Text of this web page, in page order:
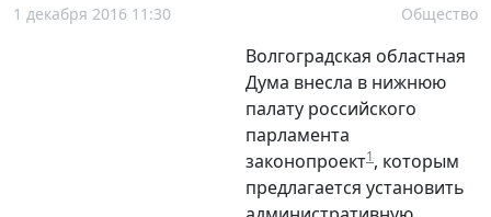
1 декабря 2016 11:30 Общество
Волгоградская областная
Дума внесла в нижнюю
палату российского
парламента
законопроект1, которым
предлагается установить